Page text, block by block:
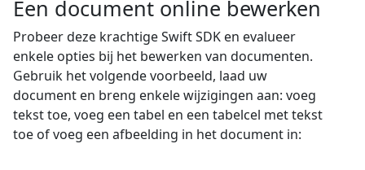
Een document online bewerken
Probeer deze krachtige Swift SDK en evalueer
enkele opties bij het bewerken van documenten.
Gebruik het volgende voorbeeld, laad uw
document en breng enkele wijzigingen aan: voeg
tekst toe, voeg een tabel en een tabelcel met tekst
toe of voeg een afbeelding in het document in: